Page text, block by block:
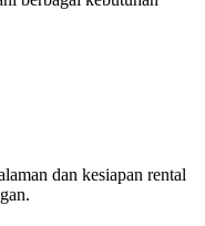
dan kesiapan rental